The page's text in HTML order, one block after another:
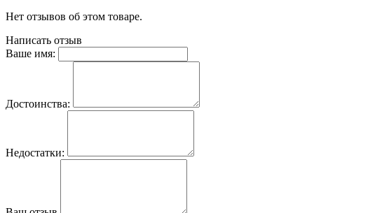
Нет отзывов об этом товаре.
Написать отзыв
Ваше имя:
Достоинства:
Недостатки: